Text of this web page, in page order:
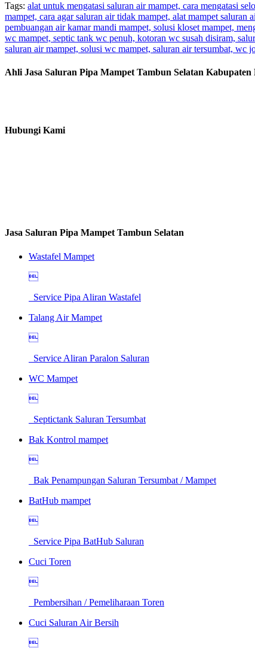
Tags: alat untuk mengatasi saluran air mampet, cara mengatasi
mampet, cara agar saluran air tidak mampet, alat mampet
pembuangan air kamar mandi mampet, solusi kloset mampet,
wc mampet, septic tank wc penuh, kotoran wc susah disiram,
saluran air mampet, solusi wc mampet, saluran air tersumbat, wc
Ahli Jasa Saluran Pipa Mampet Tambun Selatan Kabupaten
Hubungi Kami
Jasa Saluran Pipa Mampet Tambun Selatan
Wastafel Mampet

Service Pipa Aliran Wastafel
Talang Air Mampet

Service Aliran Paralon Saluran
WC Mampet

Septictank Saluran Tersumbat
Bak Kontrol mampet

Bak Penampungan Saluran Tersumbat / Mampet
BatHub mampet

Service Pipa BatHub Saluran
Cuci Toren

Pembersihan / Pemeliharaan Toren
Cuci Saluran Air Bersih
